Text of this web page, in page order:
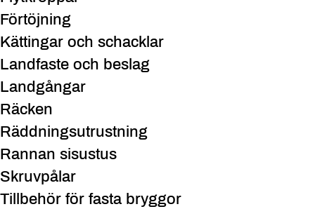
Förtöjning
Kättingar och schacklar
Landfaste och beslag
Landgångar
Räcken
Räddningsutrustning
Rannan sisustus
Skruvpålar
Tillbehör för fasta bryggor